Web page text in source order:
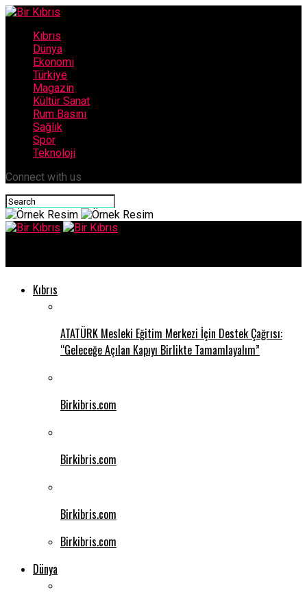
Kıbrıs
Dünya
Ekonomi
Türkiye
Magazin
Kültür Sanat
Rum Basını
Sağlık
Spor
Teknoloji
Connect with us
Kıbrıs
ATATÜRK Mesleki Eğitim Merkezi İçin Destek Çağrısı:
“Geleceğe Açılan Kapıyı Birlikte Tamamlayalım”
Birkibris.com
Birkibris.com
Birkibris.com
Birkibris.com
Dünya